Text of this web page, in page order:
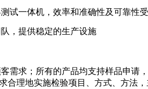
一体机，效率和准确性及可靠性
提供稳定的生产设施
求；所有的产品均支持样品申请，
合理地实施检验项目、方式、方法